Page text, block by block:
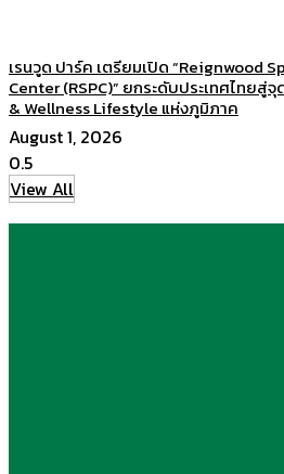
เรนวูด ปาร์ค เตรียมเปิด “Reignwood
Center (RSPC)” ยกระดับประเทศไทย
& Wellness Lifestyle แห่งภูมิภาค
August 1, 2026
View All